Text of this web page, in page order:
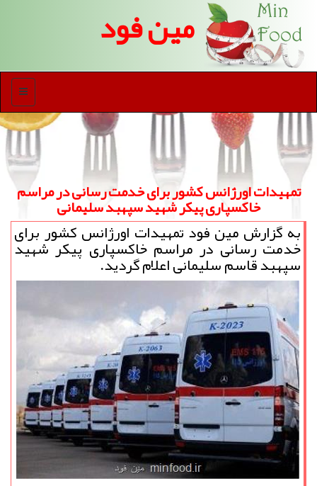
مین فود
منو
تمهیدات اورژانس كشور برای خدمت رسانی در مراسم
خاكسپاری پیكر شهید سپهبد سلیمانی
به گزارش مین فود تمهیدات اورژانس كشور برای
خدمت رسانی در مراسم خاكسپاری پیكر شهید
سپهبد قاسم سلیمانی اعلام گردید.